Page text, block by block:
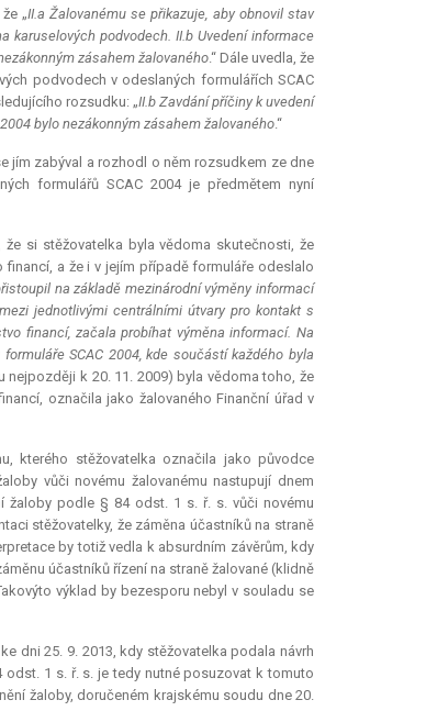
„II.a Žalovanému se přikazuje, aby obnovil stav
karuselových podvodech. II.b Uvedení informace
zásahem žalovaného.“ Dále uvedla, že
podvodech v odeslaných formulářích SCAC
rozsudku: „II.b Zavdání příčiny k uvedení
bylo nezákonným zásahem žalovaného.“
jím zabýval a rozhodl o něm rozsudkem ze dne
formulářů SCAC 2004 je předmětem nyní
si stěžovatelka byla vědoma skutečnosti, že
a že i v jejím případě formuláře odeslalo
na základě mezinárodní výměny informací
jednotlivými centrálními útvary pro kontakt s
financí, začala probíhat výměna informací. Na
SCAC 2004, kde součástí každého byla
nejpozději k 20. 11. 2009) byla vědoma toho, že
označila jako žalovaného Finanční úřad v
kterého stěžovatelka označila jako původce
vůči novému žalovanému nastupují dnem
žaloby podle § 84 odst. 1 s. ř. s. vůči novému
stěžovatelky, že záměna účastníků na straně
by totiž vedla k absurdním závěrům, kdy
účastníků řízení na straně žalované (klidně
výklad by bezesporu nebyl v souladu se
dni 25. 9. 2013, kdy stěžovatelka podala návrh
1 s. ř. s. je tedy nutné posuzovat k tomuto
žaloby, doručeném krajskému soudu dne 20.